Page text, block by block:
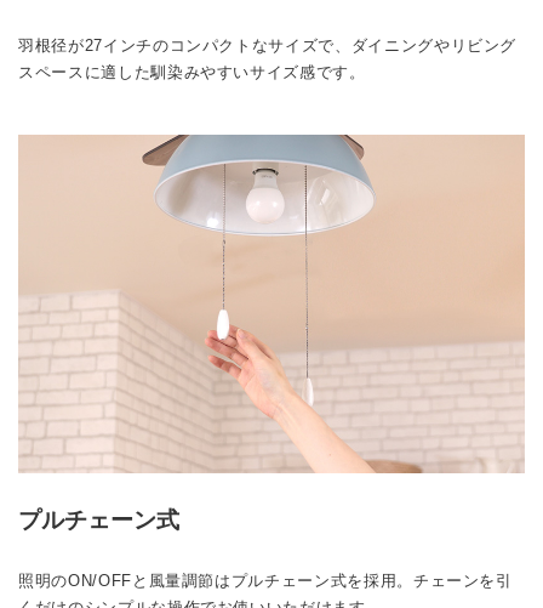
羽根径が27インチのコンパクトなサイズで、ダイニングやリビング
スペースに適した馴染みやすいサイズ感です。
プルチェーン式
照明のON/OFFと風量調節はプルチェーン式を採用。チェーンを引